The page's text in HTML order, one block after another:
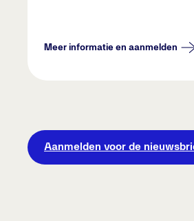
Meer informatie en aanmelden
Aanmelden voor de